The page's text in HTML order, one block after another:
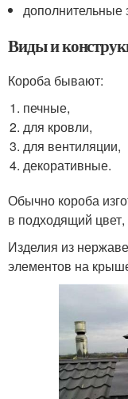
дополнительные
Виды и
Короба бывают:
печные,
для кровли,
для вентиляции,
декоративные.
Обычно короба
в подходящий цвет,
Изделия из
элементов на